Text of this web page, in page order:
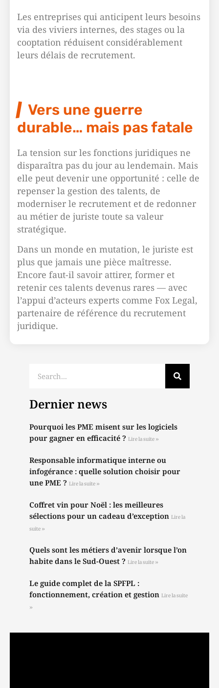
Les entreprises qui anticipent leurs besoins
via des viviers internes, des stages ou la
cooptation réduisent considérablement
leurs délais de recrutement.
Vers une guerre
durable… mais pas fatale
La tension sur les fonctions juridiques ne
disparaîtra pas du jour au lendemain. Mais
elle peut devenir une opportunité : celle de
repenser la gestion des talents, de
moderniser le recrutement et de redonner
au métier de juriste toute sa valeur
stratégique.
Dans un monde en mutation, le juriste est
plus que jamais une pièce maîtresse.
Encore faut-il savoir attirer, former et
retenir ces talents devenus rares — avec
l’appui d’acteurs experts comme Fox Legal,
partenaire de référence du recrutement
juridique.
Dernier news
Pourquoi les PME misent sur les logiciels
pour gagner en efficacité ? Lire la suite »
Responsable informatique interne ou
infogérance : quelle solution choisir pour
une PME ? Lire la suite »
Coffret vin pour Noël : les meilleures
sélections pour un cadeau d’exception Lire la
suite »
Quels sont les métiers d’avenir lorsque l’on
habite dans le Sud-Ouest ? Lire la suite »
Le guide complet de la SPFPL :
fonctionnement, création et gestion Lire la suite
»